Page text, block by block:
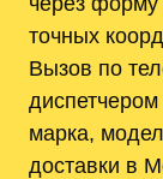
точных
Вызов по
марка,
доставки в